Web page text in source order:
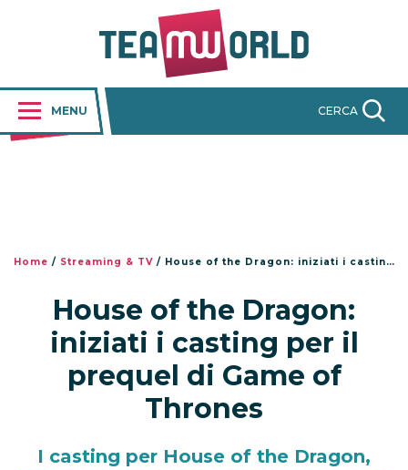
MENU CERCA
Home / Streaming & TV / House of the Dragon: iniziati i casting per il prequel di Game of Thrones
House of the Dragon:
iniziati i casting per il
prequel di Game of
Thrones
I casting per House of the Dragon,